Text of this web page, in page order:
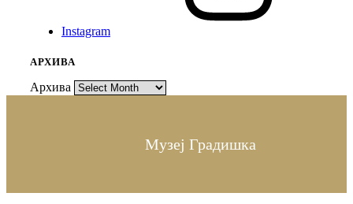
Instagram
АРХИВА
Архива
Музеј Градишка